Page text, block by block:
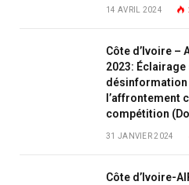
14 AVRIL 2024
Côte d’Ivoire –
2023:
désinformation
l’affrontement
compétition
31 JANVIER 2024
Côte d’Ivoire-